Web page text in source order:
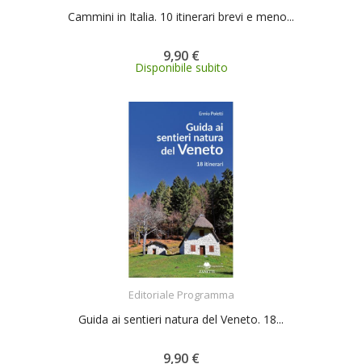
Cammini in Italia. 10 itinerari brevi e meno...
9,90 €
Disponibile subito
Editoriale Programma
Guida ai sentieri natura del Veneto. 18...
9,90 €